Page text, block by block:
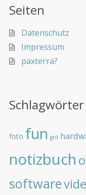
Seiten
Datenschutz
Impressum
paxterra?
Schlagwörter
foto fun gtd
notizbuch
software